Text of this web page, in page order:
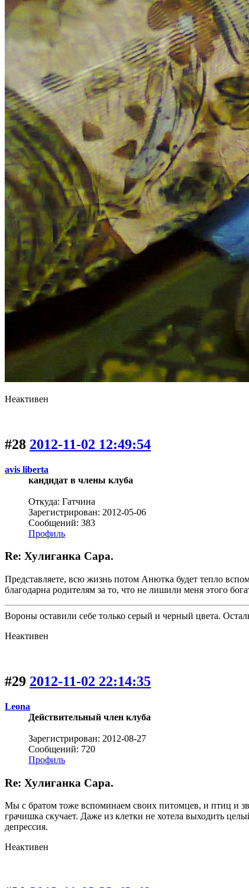
Неактивен
#28 2012-11-02 12:49:54
avis libertа
кандидат в члены клуба
Откуда: Гатчина
Зарегистрирован: 2012-05-06
Сообщений: 383
Профиль
Re: Хулиганка Сара.
Представляете, всю жизнь потом Анютка будет тепло
благодарна родителям за то, что не лишили меня этого
Вороны оставили себе только серый и черный цвета.
Неактивен
#29 2012-11-02 22:14:35
Leona
Действительный член клуба
Зарегистрирован: 2012-08-27
Сообщений: 720
Профиль
Re: Хулиганка Сара.
Мы с братом тоже вспоминаем своих питомцев, и птиц и
грачишка скучает. Даже из клетки не хотела выходить
депрессия.
Неактивен